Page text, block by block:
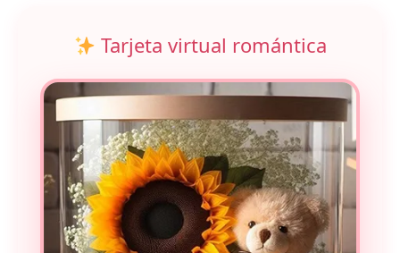
Tarjeta virtual romántica